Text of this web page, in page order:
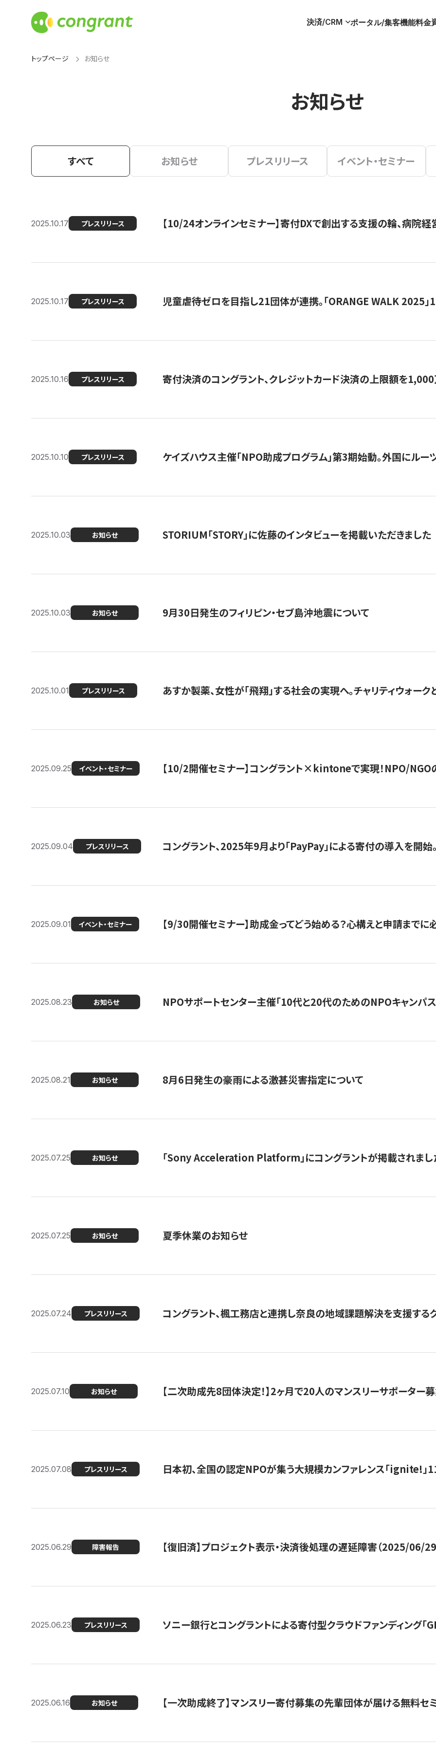
決済/CRM ポータル/集客機能料金
トップページ お知らせ
お知らせ
すべて お知らせ プレスリリース イベント・セミナー
2025.10.17 プレスリリース 【10/24オンラインセミナー】寄付DXで創出する支援の輪、病院
2025.10.17 プレスリリース 児童虐待ゼロを目指し21団体が連携。「ORANGE WALK 2025」
2025.10.16 プレスリリース 寄付決済のコングラント、クレジットカード決済の上限額を
2025.10.10 プレスリリース ケイズハウス主催「NPO助成プログラム」第3期始動。外国にル
2025.10.03 お知らせ STORIUM「STORY」に佐藤のインタビューを掲載いただきました
2025.10.03 お知らせ 9月30日発生のフィリピン・セブ島沖地震について
2025.10.01 プレスリリース あすか製薬、女性が「飛翔」する社会の実現へ。チャリティウォー
2025.09.25 イベント・セミナー 【10/2開催セミナー】コングラント×kintoneで実現！NPO/NGO
2025.09.04 プレスリリース コングラント、2025年9月より「PayPay」による寄付の導入を開始
2025.09.01 イベント・セミナー 【9/30開催セミナー】助成金ってどう始める？心構えと申請まで
2025.08.23 お知らせ NPOサポートセンター主催「10代と20代のためのNPOキャンパ
2025.08.21 お知らせ 8月6日発生の豪雨による激甚災害指定について
2025.07.25 お知らせ 「Sony Acceleration Platform」にコングラントが掲載されまし
2025.07.25 お知らせ 夏季休業のお知らせ
2025.07.24 プレスリリース コングラント、楓工務店と連携し奈良の地域課題解決を支援する
2025.07.10 お知らせ 【二次助成先8団体決定！】2ヶ月で20人のマンスリーサポーター
2025.07.08 プレスリリース 日本初、全国の認定NPOが集う大規模カンファレンス「ignite!」
2025.06.29 障害報告 【復旧済】プロジェクト表示・決済後処理の遅延障害（2025/06/29
2025.06.23 プレスリリース ソニー銀行とコングラントによる寄付型クラウドファンディング
2025.06.16 お知らせ 【一次助成終了】マンスリー寄付募集の先輩団体が届ける無料セ